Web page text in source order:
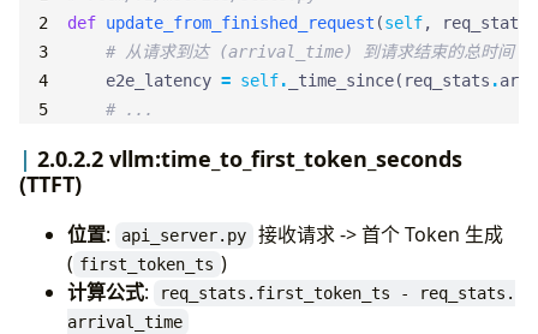
def update_from_finished_request (self, req_stats
# 从请求到达 (arrival_time) 到请求结束的总时间
e2e_latency = self. _time_since( req_stats .
# ...
2.0.2.2 vllm:time_to_first_token_seconds
(TTFT)
位置: api_server.py
接收请求 -> 首个 Token 生成
( first_token_ts )
计算公式:
req_stats.first_token_ts - req_stats.
arrival_time